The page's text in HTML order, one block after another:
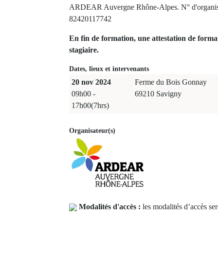
ARDEAR Auvergne Rhône-Alpes. N°
82420117742
En fin de formation, une attestation de
stagiaire.
Dates, lieux et intervenants
20 nov 2024
09h00 -
17h00(7hrs)
Ferme du Bois Gonnay
69210 Savigny
Organisateur(s)
Modalités d'accès : les modalités d’accès